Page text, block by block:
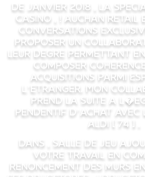
De janvier 2018 , la
Casino , ! Auchan Retail
conversations
proposer un
leur degre permettant en
composer
acquisitions parmi
l’etranger. Mon
prend la suite a
pendentif d’achat avec
Aldi [ 74 ] .
Dans , Salle de jeu
votre travail en
renoncement des murs